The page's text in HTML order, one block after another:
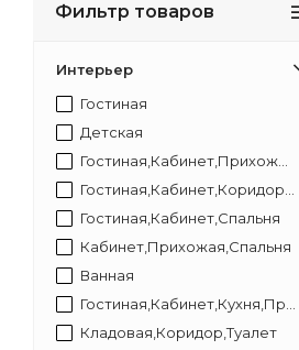
Фильтр товаров
Интерьер
Гостиная
Детская
Гостиная,Кабинет,Прихожая,Спальня
Гостиная,Кабинет,Коридор,Прихожая,Спальня
Гостиная,Кабинет,Спальня
Кабинет,Прихожая,Спальня
Ванная
Гостиная,Кабинет,Кухня,Прихожая,Спальня
Кладовая,Коридор,Туалет